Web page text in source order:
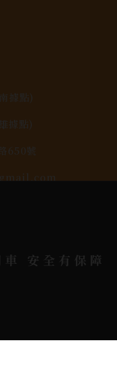
據點)
據點)
650號
Designed By
車 安全有保障